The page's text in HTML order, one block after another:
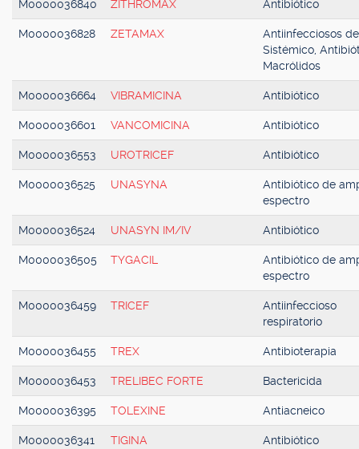
M0000036840 ZITHROMAX Antibiótico
M0000036828 ZETAMAX
Antiinfecciosos
Sistémico,
Macrólidos
M0000036664 VIBRAMICINA Antibiótico
M0000036601 VANCOMICINA Antibiótico
M0000036553 UROTRICEF Antibiótico
M0000036525 UNASYNA
Antibiótico de
espectro
M0000036524 UNASYN IM/IV Antibiótico
M0000036505 TYGACIL
Antibiótico de
espectro
M0000036459 TRICEF
Antiinfeccioso
respiratorio
M0000036455 TREX Antibioterapia
M0000036453 TRELIBEC FORTE Bactericida
M0000036395 TOLEXINE Antiacneico
M0000036341 TIGINA
Antibiótico